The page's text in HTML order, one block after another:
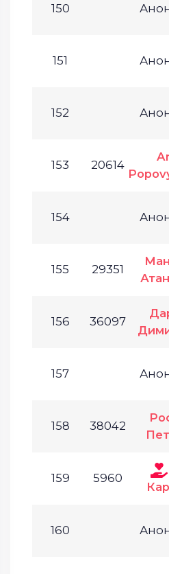
150
151
152
153 20614
154
155 29351
156 36097
157
158 38042
159 5960
160